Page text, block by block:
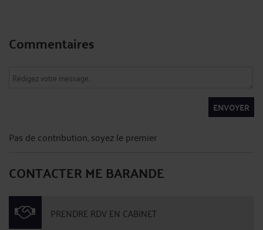
Commentaires
ENVOYER
Pas de contribution, soyez le premier
CONTACTER ME BARANDE
PRENDRE RDV EN CABINET